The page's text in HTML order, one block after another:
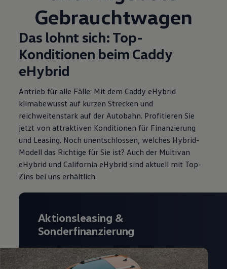
Gebrauchtwagen
Das lohnt sich: Top-
Konditionen beim Caddy
eHybrid
Antrieb für alle Fälle: Mit dem Caddy eHybrid
klimabewusst auf kurzen Strecken und
reichweitenstark auf der Autobahn. Profitieren Sie
jetzt von attraktiven Konditionen für Finanzierung
und Leasing. Noch unentschlossen, welches Hybrid-
Modell das Richtige für Sie ist? Auch der Multivan
eHybrid und California eHybrid sind aktuell mit Top-
Zins bei uns erhältlich.
Aktionsleasing &
Sonderfinanzierung